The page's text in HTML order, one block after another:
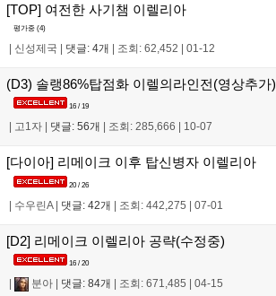
[TOP] 여전한 사기챔 이렐리아
평가중 (4)
신성제국 댓글: 4개 조회: 62,452 01-12
(D3) 솔랭86%탑점화 이렐의라인전(영상추가)
16 / 19
고1자 댓글: 56개 조회: 285,666 10-07
[다이아] 리메이크 이후 탑신병자 이렐리아
20 / 26
| 수우린A| 댓글: 42개 | 조회: 442,275 | 07-01
[D2] 리메이크 이렐리아 공략(수정중)
16 / 20
분아 댓글: 84개 조회: 671,485 04-15